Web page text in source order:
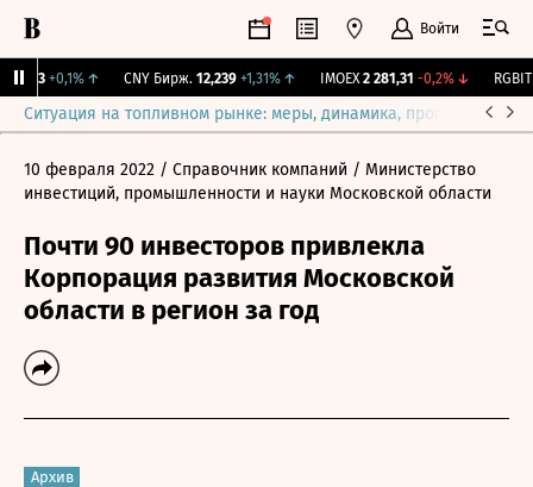
Войти
+0,1% ↑ CNY Бирж. 12,239 +1,31% ↑ IMOEX 2 281,31 -0,2%↓ RGBITR
Ситуация на топливном рынке: меры, динамика, прогнозы
10 февраля 2022 / Справочник компаний / Министерство
инвестиций, промышленности и науки Московской области
Почти 90 инвесторов привлекла
Корпорация развития Московской
области в регион за год
Архив